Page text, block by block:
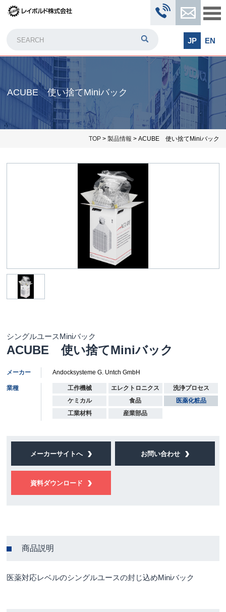
JP EN
ACUBE 使い捨てMiniバック
TOP> 製品情報 > ACUBE 使い捨てMiniバック
シングルユースMiniバック
ACUBE 使い捨てMiniバック
メーカー Andocksysteme G. Untch GmbH
業種 工作機械 エレクトロニクス
洗浄プロセス
ケミカル
食品
医薬化粧品
工業材料
産業部品
メーカーサイトへ お問い合わせ
資料ダウンロード
商品説明
医薬対応レベルのシングルユースの封じ込めMiniバック